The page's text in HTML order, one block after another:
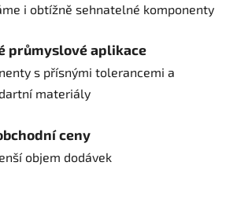
i obtížně sehnatelné komponenty
průmyslové aplikace
s přísnými tolerancemi a
materiály
ceny
objem dodávek